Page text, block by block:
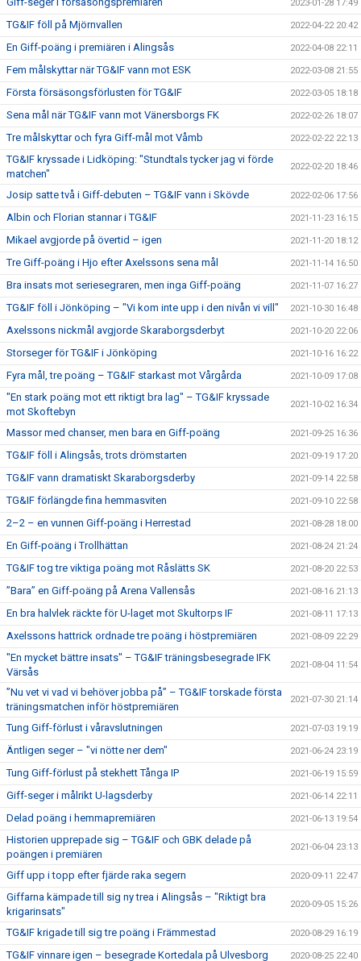
2023-01-28 17:49
TG&IF föll på Mjörnvallen 2022-04-22 20:42
En Giff-poäng i premiären i Alingsås 2022-04-08 22:11
Fem målskyttar när TG&IF vann mot ESK 2022-03-08 21:55
Första försäsongsförlusten för TG&IF 2022-03-05 18:18
Sena mål när TG&IF vann mot Vänersborgs FK 2022-02-26 18:07
Tre målskyttar och fyra Giff-mål mot Våmb 2022-02-22 22:13
TG&IF kryssade i Lidköping: "Stundtals tycker jag vi förde
matchen"
2022-02-20 18:46
Josip satte två i Giff-debuten – TG&IF vann i Skövde 2022-02-06 17:56
Albin och Florian stannar i TG&IF 2021-11-23 16:15
Mikael avgjorde på övertid – igen 2021-11-20 18:12
Tre Giff-poäng i Hjo efter Axelssons sena mål 2021-11-14 16:50
Bra insats mot seriesegraren, men inga Giff-poäng 2021-11-07 16:27
TG&IF föll i Jönköping – "Vi kom inte upp i den nivån vi vill" 2021-10-30 16:48
Axelssons nickmål avgjorde Skaraborgsderbyt 2021-10-20 22:06
Storseger för TG&IF i Jönköping 2021-10-16 16:22
Fyra mål, tre poäng – TG&IF starkast mot Vårgårda 2021-10-09 17:08
"En stark poäng mot ett riktigt bra lag" – TG&IF kryssade
mot Skoftebyn
2021-10-02 16:34
Massor med chanser, men bara en Giff-poäng 2021-09-25 16:36
TG&IF föll i Alingsås, trots drömstarten 2021-09-19 17:20
TG&IF vann dramatiskt Skaraborgsderby 2021-09-14 22:58
TG&IF förlängde fina hemmasviten 2021-09-10 22:58
2–2 – en vunnen Giff-poäng i Herrestad 2021-08-28 18:00
En Giff-poäng i Trollhättan 2021-08-24 21:24
TG&IF tog tre viktiga poäng mot Råslätts SK 2021-08-20 22:53
”Bara” en Giff-poäng på Arena Vallensås 2021-08-16 21:13
En bra halvlek räckte för U-laget mot Skultorps IF 2021-08-11 17:13
Axelssons hattrick ordnade tre poäng i höstpremiären 2021-08-09 22:29
"En mycket bättre insats" – TG&IF träningsbesegrade IFK
Värsås
2021-08-04 11:54
”Nu vet vi vad vi behöver jobba på” – TG&IF torskade första
träningsmatchen inför höstpremiären
2021-07-30 21:14
Tung Giff-förlust i våravslutningen 2021-07-03 19:19
Äntligen seger – "vi nötte ner dem" 2021-06-24 23:19
Tung Giff-förlust på stekhett Tånga IP 2021-06-19 15:59
Giff-seger i målrikt U-lagsderby 2021-06-14 22:11
Delad poäng i hemmapremiären 2021-06-13 19:54
Historien upprepade sig – TG&IF och GBK delade på
poängen i premiären
2021-06-04 23:13
Giff upp i topp efter fjärde raka segern 2020-09-11 22:47
Giffarna kämpade till sig ny trea i Alingsås – "Riktigt bra
krigarinsats"
2020-09-05 15:26
TG&IF krigade till sig tre poäng i Främmestad 2020-08-29 16:19
TG&IF vinnare igen – besegrade Kortedala på Ulvesborg 2020-08-25 22:40